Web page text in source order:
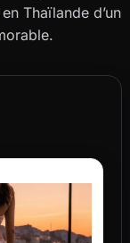
Thaïlande d’un